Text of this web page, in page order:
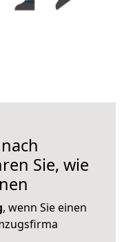
Sie, wie
, wenn Sie einen